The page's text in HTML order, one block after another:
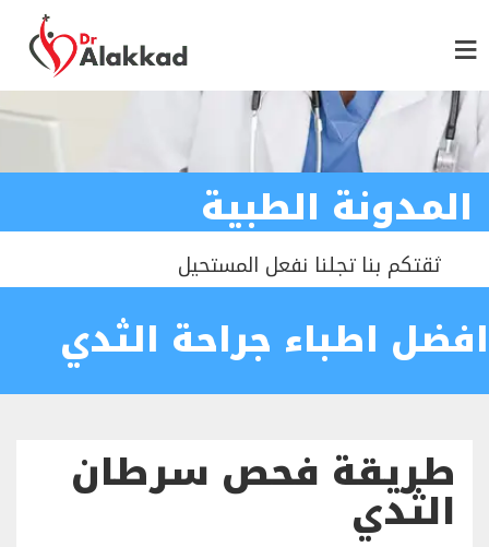
المدونة الطبية
ثقتكم بنا تجلنا نفعل المستحيل
افضل اطباء جراحة الثدي
طريقة فحص سرطان
الثدي